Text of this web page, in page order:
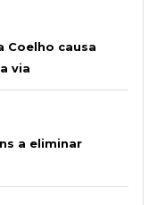
Coelho causa
via
a eliminar